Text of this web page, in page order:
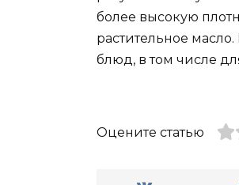
более высокую
растительное
блюд, в том числе
Оцените статью